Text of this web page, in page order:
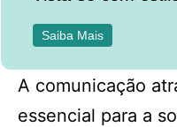
Saiba Mais
A comunicação
essencial para a